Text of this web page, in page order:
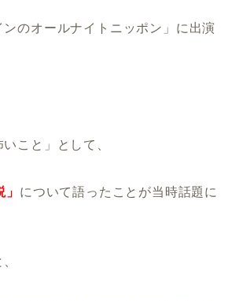
ンのオールナイトニッポン」に出演
こと」として、
について語ったことが当時話題に